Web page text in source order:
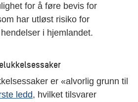
for å føre bevis for
har utløst risiko for
i hjemlandet.
er «alvorlig grunn til
ledd, hvilket tilsvarer